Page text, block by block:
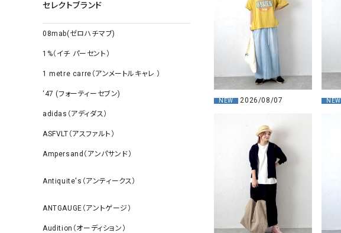
セレクトブランド
08mab(ゼロハチマブ)
1%（イチ パーセント）
1 metre carre（アンメートルキャレ ）
‘47 (フォーティーセブン)
adidas（アディダス）
ASFVLT（アスファルト）
Ampersand（アンパサンド）
Antiquite's（アンティークス）
ANTGAUGE（アントゲージ）
Audition（オーディション）
NEW 2026/08/07 NEW